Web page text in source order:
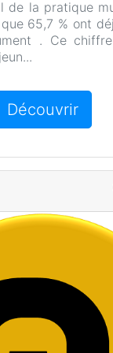
de la pratique
65,7 % ont
. Ce
Découvrir